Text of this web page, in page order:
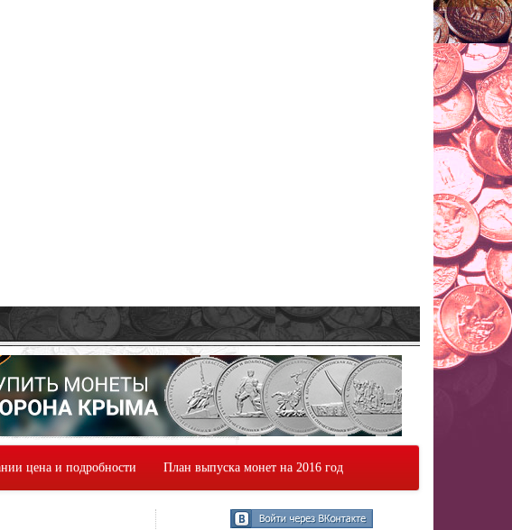
цена и подробности План выпуска монет на 2016 год